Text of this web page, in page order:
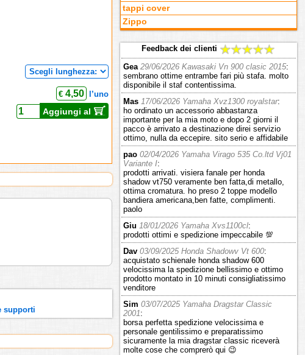
€4,50 l’uno
Aggiungi al
supporti
tappi cover
Zippo
Feedback dei clienti
Gea 29/06/2026 Kawasaki Vn 900 clasic 2015:
sembrano ottime entrambe fari più stafa. molto
disponibile il staf contentissima.
Mas 17/06/2026 Yamaha Xvz1300 royalstar:
ho ordinato un accessorio abbastanza
importante per la mia moto e dopo 2 giorni il
pacco è arrivato a destinazione direi servizio
ottimo, nulla da eccepire. sito serio e affidabile
pao 02/04/2026 Yamaha Virago 535 Co.ltd Vj01
Variante I:
prodotti arrivati. visiera fanale per honda
shadow vt750 veramente ben fatta,di metallo,
ottima cromatura. ho preso 2 toppe modello
bandiera americana,ben fatte, complimenti.
paolo
Giu 18/01/2026 Yamaha Xvs1100cl:
prodotti ottimi e spedizione impeccabile 💯
Dav 03/09/2025 Honda Shadowv Vt 600:
acquistato schienale honda shadow 600
velocissima la spedizione bellissimo e ottimo
prodotto montato in 10 minuti consigliatissimo
venditore
Sim 03/07/2025 Yamaha Dragstar Classic
2001:
borsa perfetta spedizione velocissima e
personale gentilissimo e preparatissimo
sicuramente la mia dragstar classic riceverà
molte cose che comprerò qui 😉